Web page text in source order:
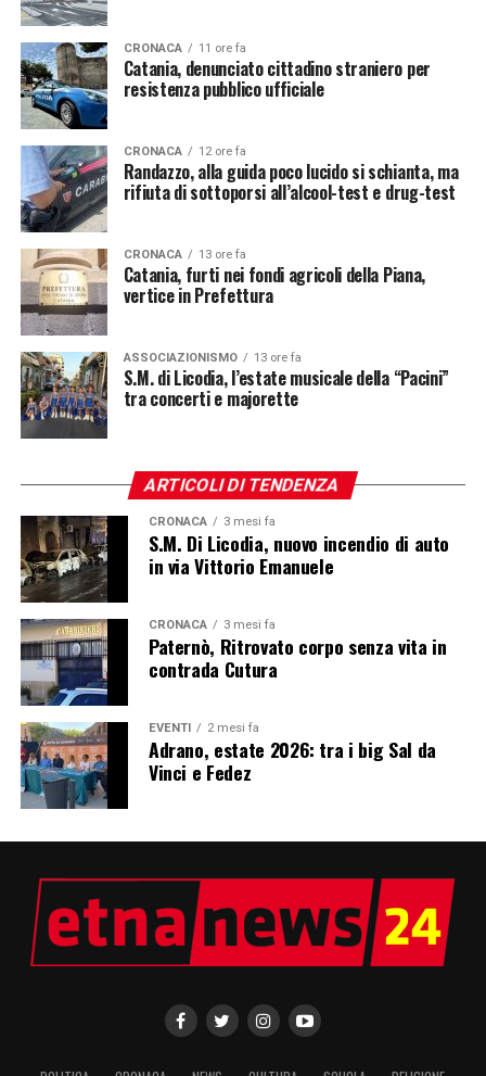
CRONACA 11 ore fa
Catania, denunciato cittadino straniero per
resistenza pubblico ufficiale
CRONACA 12 ore fa
Randazzo, alla guida poco lucido si schianta, ma
rifiuta di sottoporsi all’alcool-test e drug-test
CRONACA 13 ore fa
Catania, furti nei fondi agricoli della Piana,
vertice in Prefettura
ASSOCIAZIONISMO 13 ore fa
S.M. di Licodia, l’estate musicale della “Pacini”
tra concerti e majorette
ARTICOLI DI TENDENZA
CRONACA 3 mesi fa
S.M. Di Licodia, nuovo incendio di auto
in via Vittorio Emanuele
CRONACA 3 mesi fa
Paternò, Ritrovato corpo senza vita in
contrada Cutura
EVENTI 2 mesi fa
Adrano, estate 2026: tra i big Sal da
Vinci e Fedez